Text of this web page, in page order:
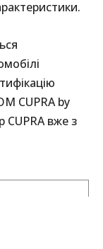
CUPRA by
CUPRA вже з